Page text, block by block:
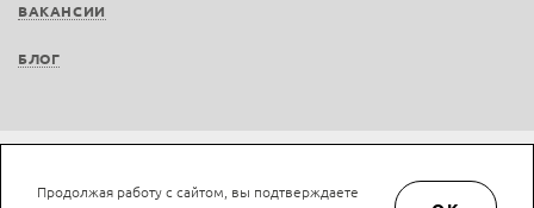
ВАКАНСИИ
БЛОГ
Не является публичной офертой © LAN-art.ru, 2013—2026. Все права защищены.
Политика конфиденциальности.
Положение об обработке и защите персональных
Продолжая работу с сайтом, вы подтверждаете